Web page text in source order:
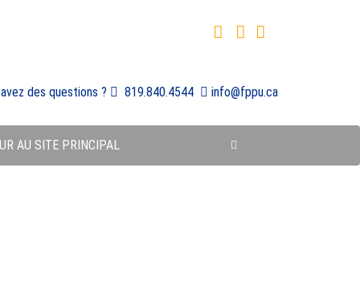
des questions ? 819.840.4544 info@fppu.ca
AU SITE PRINCIPAL